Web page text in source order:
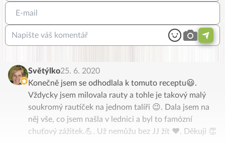
Světýlko25. 6. 2020
Konečně jsem se odhodlala k tomuto receptu😃.
Vždycky jsem milovala rauty a tohle je takový malý
soukromý rautíček na jednom talíři 😉. Dala jsem na
něj vše, co jsem našla v lednici a byl to famózní
chuťový zážitek.💪. Už nemůžu bez JJ žít ❤️. Děkuji 👏